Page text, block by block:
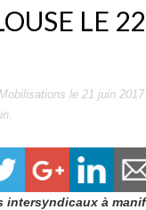
LE 22
le 21 juin 2017
.
intersyndicaux à